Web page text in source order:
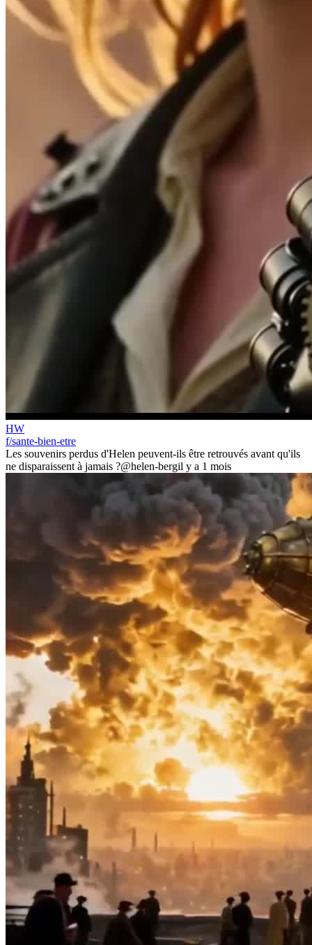
HW
f/sante-bien-etre
Les souvenirs perdus d'Helen peuvent-ils être retrouvés avant qu'ils
ne disparaissent à jamais ?@helen-bergil y a 1 mois